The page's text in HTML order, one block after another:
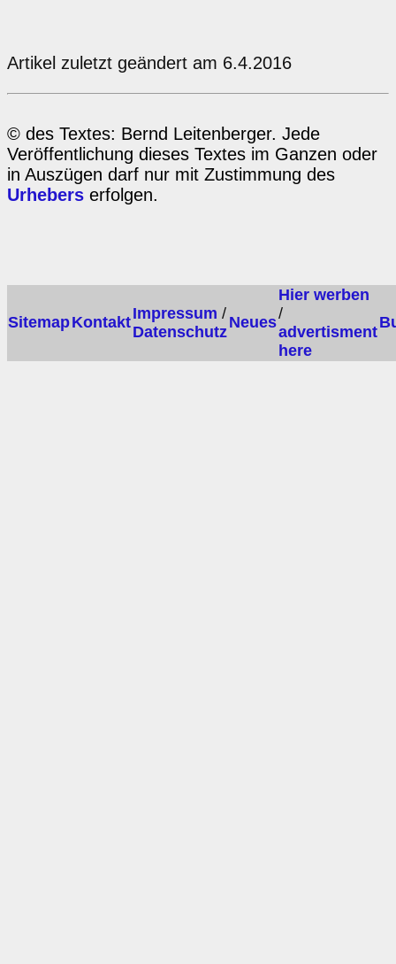
Artikel zuletzt geändert am 6.4.2016
© des Textes: Bernd Leitenberger. Jede
Veröffentlichung dieses Textes im Ganzen oder
in Auszügen darf nur mit Zustimmung des
Urhebers erfolgen.
SitemapKontaktImpressum /
Datenschutz
Neues
Hier werben
/
advertisment
here